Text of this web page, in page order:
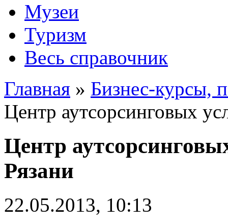
Музеи
Туризм
Весь справочник
Главная » Бизнес-курсы,
Центр аутсорсинговых
Центр
Рязани
22.05.2013, 10:13